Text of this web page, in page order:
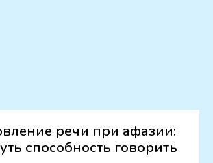
речи при афазии:
способность говорить